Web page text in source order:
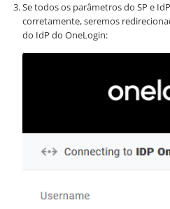
Se todos os parâmetros do SP e
corretamente, seremos
do IdP do OneLogin: